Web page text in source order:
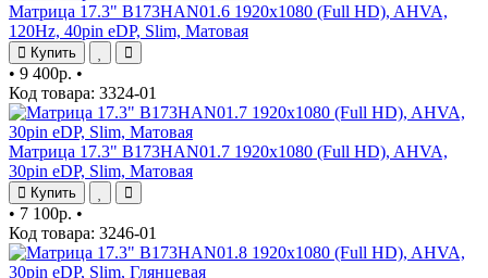
Матрица 17.3" B173HAN01.6 1920x1080 (Full HD), AHVA,
120Hz, 40pin eDP, Slim, Матовая
Купить
• 9 400р. •
Код товара: 3324-01
Матрица 17.3" B173HAN01.7 1920x1080 (Full HD), AHVA,
30pin eDP, Slim, Матовая
Купить
• 7 100р. •
Код товара: 3246-01